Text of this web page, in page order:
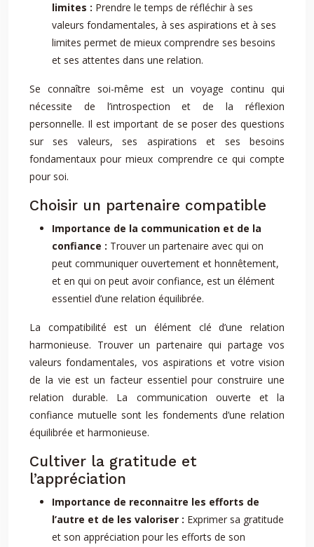
limites : Prendre le temps de réfléchir à ses
valeurs fondamentales, à ses aspirations et à ses
limites permet de mieux comprendre ses besoins
et ses attentes dans une relation.
Se connaître soi-même est un voyage continu qui
nécessite de l’introspection et de la réflexion
personnelle. Il est important de se poser des questions
sur ses valeurs, ses aspirations et ses besoins
fondamentaux pour mieux comprendre ce qui compte
pour soi.
Choisir un partenaire compatible
Importance de la communication et de la
confiance : Trouver un partenaire avec qui on
peut communiquer ouvertement et honnêtement,
et en qui on peut avoir confiance, est un élément
essentiel d’une relation équilibrée.
La compatibilité est un élément clé d’une relation
harmonieuse. Trouver un partenaire qui partage vos
valeurs fondamentales, vos aspirations et votre vision
de la vie est un facteur essentiel pour construire une
relation durable. La communication ouverte et la
confiance mutuelle sont les fondements d’une relation
équilibrée et harmonieuse.
Cultiver la gratitude et
l’appréciation
Importance de reconnaitre les efforts de
l’autre et de les valoriser : Exprimer sa gratitude
et son appréciation pour les efforts de son